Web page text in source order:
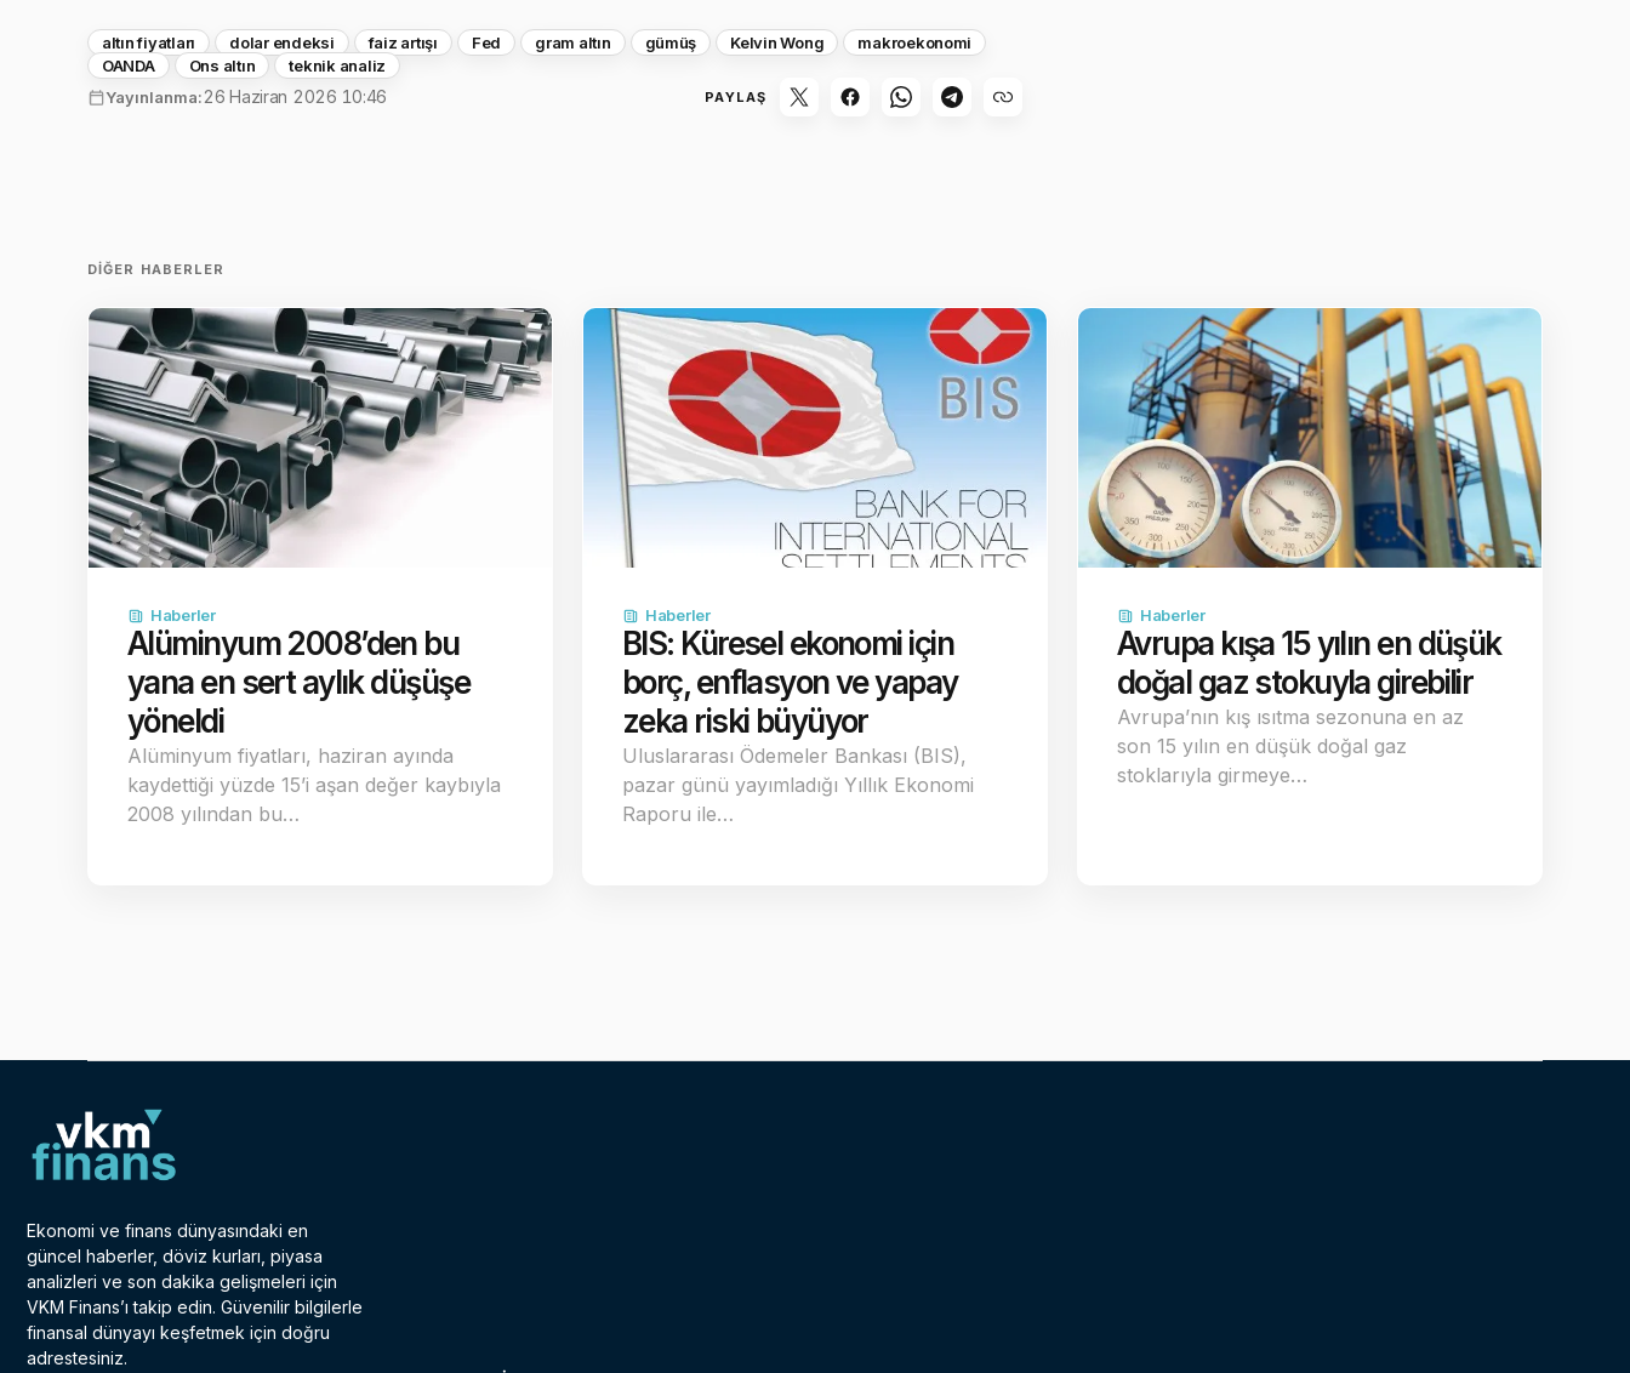
altın fiyatları dolar endeksi faiz artışı Fed gram altın gümüş Kelvin Wong
makroekonomi
OANDA
Ons altın
teknik analiz
Yayınlanma:26 Haziran 2026 10:46 PAYLAŞ
DIĞER HABERLER
Haberler
Alüminyum 2008’den bu
yana en sert aylık düşüşe
yöneldi
Alüminyum fiyatları, haziran ayında
kaydettiği yüzde 15’i aşan değer kaybıyla
2008 yılından bu…
Haberler
BIS: Küresel ekonomi için
borç, enflasyon ve yapay
zeka riski büyüyor
Uluslararası Ödemeler Bankası (BIS),
pazar günü yayımladığı Yıllık Ekonomi
Raporu ile…
Haberler
Avrupa kışa 15 yılın en düşük
doğal gaz stokuyla girebilir
Avrupa’nın kış ısıtma sezonuna en az
son 15 yılın en düşük doğal gaz
stoklarıyla girmeye…
Ekonomi ve finans dünyasındaki en
güncel haberler, döviz kurları, piyasa
analizleri ve son dakika gelişmeleri için
VKM Finans’ı takip edin. Güvenilir bilgilerle
finansal dünyayı keşfetmek için doğru
adrestesiniz.